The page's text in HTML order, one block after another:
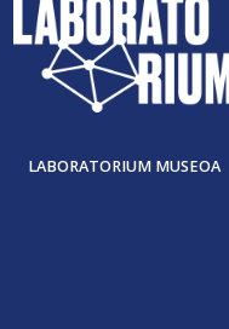
LABORATORIUM MUSEOA